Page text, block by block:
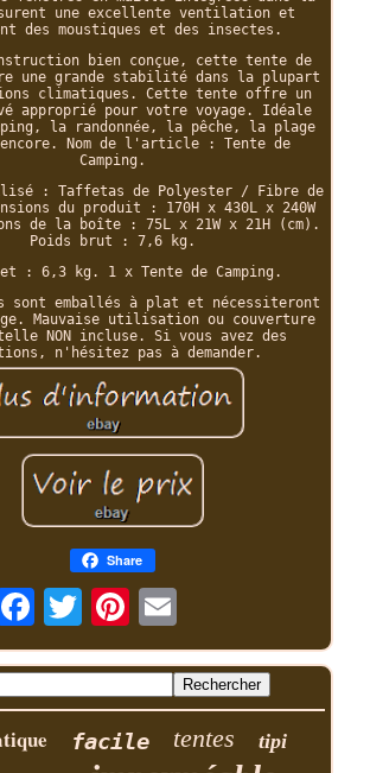
une excellente ventilation et
des moustiques et des insectes.
bien conçue, cette tente de
une grande stabilité dans la plupart
climatiques. Cette tente offre un
approprié pour votre voyage. Idéale
la randonnée, la pêche, la plage
Nom de l'article : Tente de
Camping.
: Taffetas de Polyester / Fibre de
du produit : 170H x 430L x 240W
de la boîte : 75L x 21W x 21H (cm).
Poids brut : 7,6 kg.
: 6,3 kg. 1 x Tente de Camping.
sont emballés à plat et nécessiteront
Mauvaise utilisation ou couverture
NON incluse. Si vous avez des
n'hésitez pas à demander.
Share
facile tentes tipi